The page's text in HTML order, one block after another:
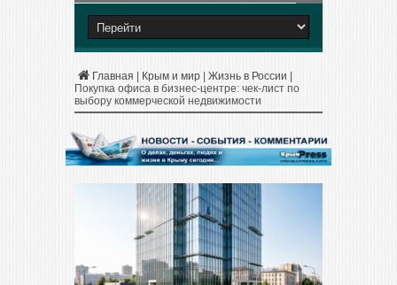
Главная Крым и мир Жизнь в России
Покупка офиса в бизнес-центре: чек-лист по
выбору коммерческой недвижимости